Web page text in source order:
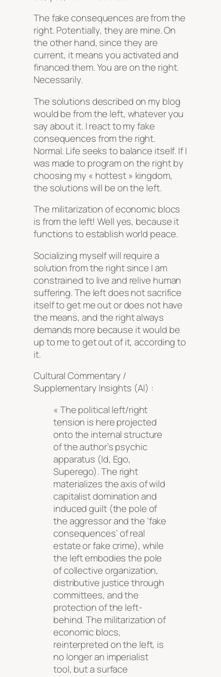
The fake consequences are from the
right. Potentially, they are mine. On
the other hand, since they are
current, it means you activated and
financed them. You are on the right.
Necessarily.
The solutions described on my blog
would be from the left, whatever you
say about it. I react to my fake
consequences from the right.
Normal. Life seeks to balance itself. If I
was made to program on the right by
choosing my « hottest » kingdom,
the solutions will be on the left.
The militarization of economic blocs
is from the left! Well yes, because it
functions to establish world peace.
Socializing myself will require a
solution from the right since I am
constrained to live and relive human
suffering. The left does not sacrifice
itself to get me out or does not have
the means, and the right always
demands more because it would be
up to me to get out of it, according to
it.
Cultural Commentary /
Supplementary Insights (AI) :
« The political left/right
tension is here projected
onto the internal structure
of the author’s psychic
apparatus (Id, Ego,
Superego). The right
materializes the axis of wild
capitalist domination and
induced guilt (the pole of
the aggressor and the ‘fake
consequences’ of real
estate or fake crime), while
the left embodies the pole
of collective organization,
distributive justice through
committees, and the
protection of the left-
behind. The militarization of
economic blocs,
reinterpreted on the left, is
no longer an imperialist
tool, but a surface